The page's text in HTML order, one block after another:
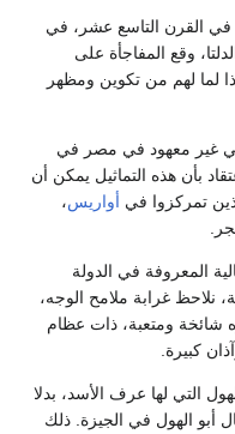
في القرن التاسع عشر، في
وقع المفاجأة على
لما لهم من تكوين ومظهر
غير معهود في مصر في
بأن هذه التماثيل يمكن أن
تمركزوا في أواريس،
المعروفة في الدولة
نلاحظ غرابة ملامح الوجه،
شائخة ومتعبة، ذات عظام
كبيرة.
التي لها عرف الأسد، بدلا
أبو الهول في الجيزة. ذلك